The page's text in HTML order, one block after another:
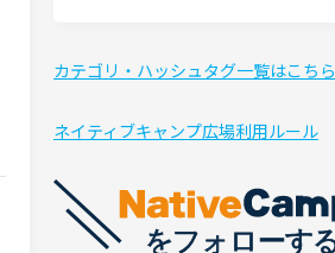
カテゴリ・ハッシュタグ一覧はこちら
ネイティブキャンプ広場利用ルール